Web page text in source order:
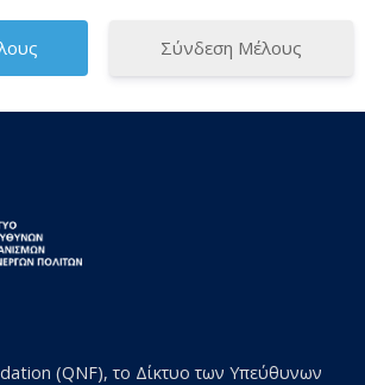
Σύνδεση Μέλους
(QNF), το Δίκτυο των Υπεύθυνων